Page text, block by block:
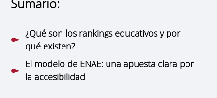
Sumario:
¿Qué son los rankings educativos y por
qué existen?
El modelo de ENAE: una apuesta clara por
la accesibilidad